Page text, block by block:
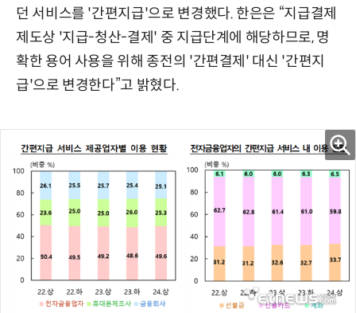
던 서비스를 '간편지급'으로 변경했다. 한은은 “지급결제
제도상 '지급-청산-결제' 중 지급단계에 해당하므로, 명
확한 용어 사용을 위해 종전의 '간편결제' 대신 '간편지
급'으로 변경한다”고 밝혔다.